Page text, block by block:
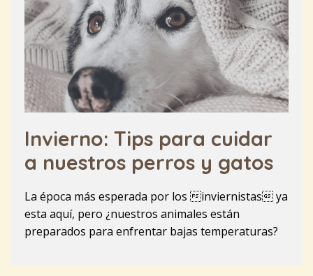
Invierno: Tips para cuidar
a nuestros perros y gatos
La época más esperada por los inviernistas ya
esta aquí, pero ¿nuestros animales están
preparados para enfrentar bajas temperaturas?